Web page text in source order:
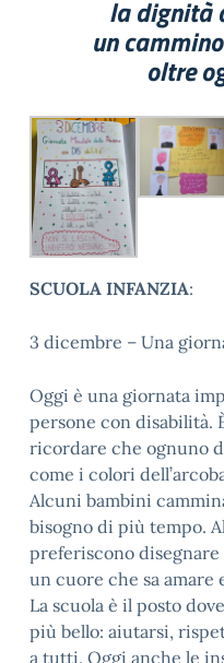
la dignità
un
oltre
SCUOLA INFANZIA:
3 dicembre – Una
Oggi è una giornata
persone con disabilità.
ricordare che ognuno
come i colori
Alcuni bambini
bisogno di più tempo.
preferiscono
un cuore che sa
La scuola è il posto
più bello: aiutarsi,
a tutti. Oggi anche le